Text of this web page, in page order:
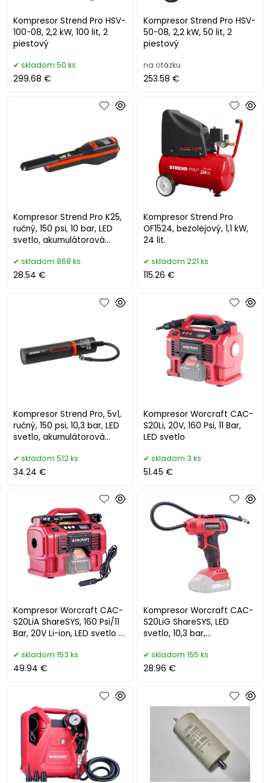
Kompresor Strend Pro HSV-
100-08, 2,2 kW, 100 lit, 2
piestový
skladom 50 ks
299.68 €
Kompresor Strend Pro HSV-
50-08, 2,2 kW, 50 lit, 2
piestový
na otázku
253.58 €
Kompresor Strend Pro K25,
ručný, 150 psi, 10 bar, LED
svetlo, akumulátorová
skladom 868 ks
28.54 €
Kompresor Strend Pro
OF1524, bezolejový, 1,1 kW,
24 lit.
skladom 221 ks
115.26 €
Kompresor Strend Pro, 5v1,
ručný, 150 psi, 10,3 bar, LED
svetlo, akumulátorová
skladom 512 ks
34.24 €
Kompresor Worcraft CAC-
S20Li, 20V, 160 Psi, 11 Bar,
LED svetlo
skladom 3 ks
51.45 €
Kompresor Worcraft CAC-
S20LiA ShareSYS, 160 Psi/11
Bar, 20V Li-ion, LED svetlo +
skladom 153 ks
49.94 €
Kompresor Worcraft CAC-
S20LiG ShareSYS, LED
svetlo, 10,3 bar,
skladom 155 ks
28.96 €